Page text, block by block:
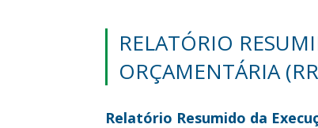
RELATÓRIO
ORÇAMENTÁRIA
Relatório Resumido da